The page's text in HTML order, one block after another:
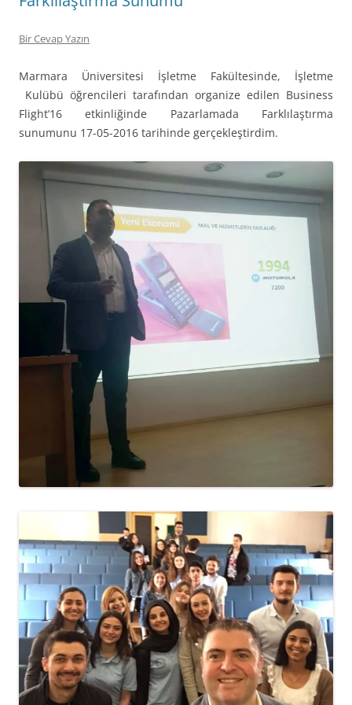
Bir Cevap Yazın
Marmara Üniversitesi İşletme Fakültesinde, İşletme
Kulübü öğrencileri tarafından organize edilen Business
Flight’16 etkinliğinde Pazarlamada Farklılaştırma
sunumunu 17-05-2016 tarihinde gerçekleştirdim.